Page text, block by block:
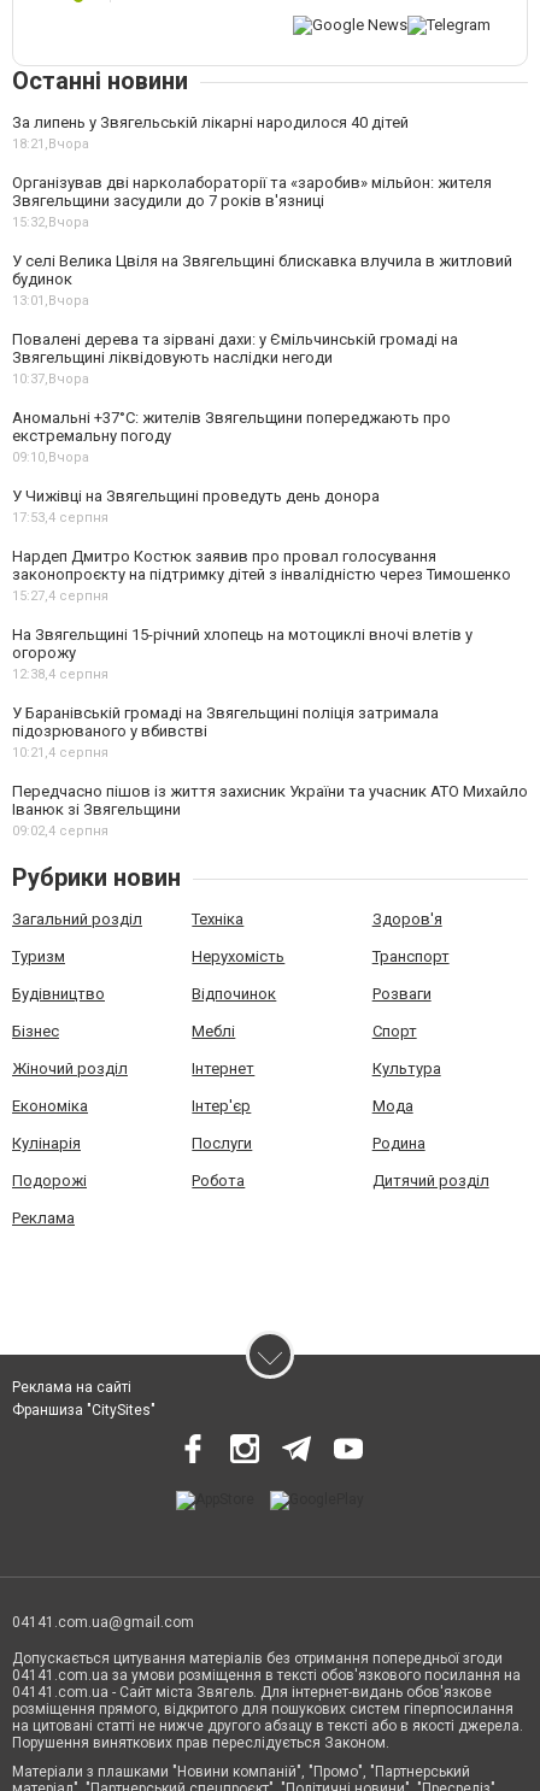
Останні новини
За липень у Звягельській лікарні народилося 40 дітей
18:21, Вчора
Організував дві нарколабораторії та «заробив» мільйон: жителя
Звягельщини засудили до 7 років в'язниці
15:32, Вчора
У селі Велика Цвіля на Звягельщині блискавка влучила в житловий
будинок
13:01, Вчора
Повалені дерева та зірвані дахи: у Ємільчинській громаді на
Звягельщині ліквідовують наслідки негоди
10:37, Вчора
Аномальні +37°C: жителів Звягельщини попереджають про
екстремальну погоду
09:10, Вчора
У Чижівці на Звягельщині проведуть день донора
17:53, 4 серпня
Нардеп Дмитро Костюк заявив про провал голосування
законопроєкту на підтримку дітей з інвалідністю через Тимошенко
15:27, 4 серпня
На Звягельщині 15-річний хлопець на мотоциклі вночі влетів у
огорожу
12:38, 4 серпня
У Баранівській громаді на Звягельщині поліція затримала
підозрюваного у вбивстві
10:21, 4 серпня
Передчасно пішов із життя захисник України та учасник АТО Михайло
Іванюк зі Звягельщини
09:02, 4 серпня
Рубрики новин
Загальний розділ Техніка Здоров'я
Туризм Нерухомість Транспорт
Будівництво Відпочинок Розваги
Бізнес Меблі Спорт
Жіночий розділ Інтернет Культура
Економіка Інтер'єр Мода
Кулінарія Послуги Родина
Подорожі Робота Дитячий розділ
Реклама
Реклама на сайті
Франшиза "CitySites"
04141.com.ua@gmail.com
Допускається цитування матеріалів без отримання попередньої згоди
04141.com.ua за умови розміщення в тексті обов'язкового посилання на
04141.com.ua - Сайт міста Звягель. Для інтернет-видань обов'язкове
розміщення прямого, відкритого для пошукових систем гіперпосилання
на цитовані статті не нижче другого абзацу в тексті або в якості джерела.
Порушення виняткових прав переслідується Законом.
Матеріали з плашками "Новини компаній", "Промо", "Партнерський